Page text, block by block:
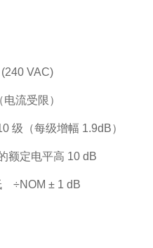
VAC)
流受限）
级（每级增幅 1.9dB）
定电平高 10 dB
÷NOM ± 1 dB